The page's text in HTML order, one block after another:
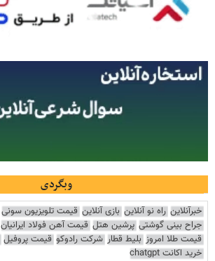
وبگردی
خبرآنلاین راه نو آنلاین بازی آنلاین قیمت تلویزیون سونی
جراح بینی گوشتی پرشین هتل قیمت آهن فولاد ایرانیان
قیمت طلا امروز بلیط قطار شرکت رادوکو قیمت پروفیل
خرید اکانت chatgpt